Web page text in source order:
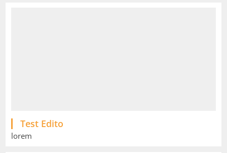
Test Edito
lorem